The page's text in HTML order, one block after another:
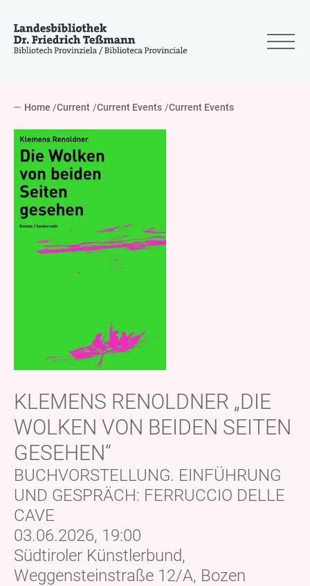
Home Current Current Events Current Events
KLEMENS RENOLDNER „DIE
WOLKEN VON BEIDEN SEITEN
GESEHEN“
BUCHVORSTELLUNG. EINFÜHRUNG
UND GESPRÄCH: FERRUCCIO DELLE
CAVE
03.06.2026, 19:00
Südtiroler Künstlerbund,
Weggensteinstraße 12/A, Bozen